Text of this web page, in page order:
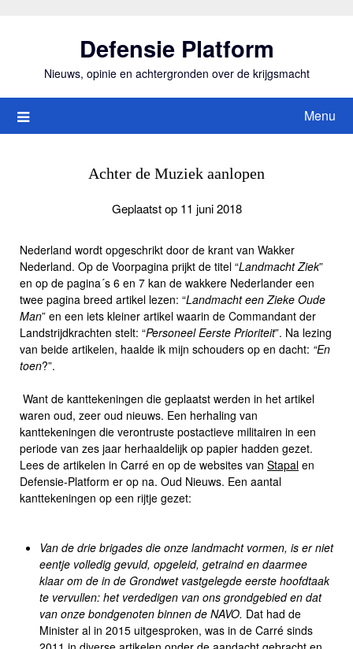
Defensie Platform
Nieuws, opinie en achtergronden over de krijgsmacht
Menu
Achter de Muziek aanlopen
Geplaatst op 11 juni 2018
Nederland wordt opgeschrikt door de krant van Wakker
Nederland. Op de Voorpagina prijkt de titel “Landmacht Ziek”
en op de pagina´s 6 en 7 kan de wakkere Nederlander een
twee pagina breed artikel lezen: “Landmacht een Zieke Oude
Man” en een iets kleiner artikel waarin de Commandant der
Landstrijdkrachten stelt: “Personeel Eerste Prioriteit”. Na lezing
van beide artikelen, haalde ik mijn schouders op en dacht: “En
toen?”.
Want de kanttekeningen die geplaatst werden in het artikel
waren oud, zeer oud nieuws. Een herhaling van
kanttekeningen die verontruste postactieve militairen in een
periode van zes jaar herhaaldelijk op papier hadden gezet.
Lees de artikelen in Carré en op de websites van Stapal en
Defensie-Platform er op na. Oud Nieuws. Een aantal
kanttekeningen op een rijtje gezet:
Van de drie brigades die onze landmacht vormen, is er niet
eentje volledig gevuld, opgeleid, getraind en daarmee
klaar om de in de Grondwet vastgelegde eerste hoofdtaak
te vervullen: het verdedigen van ons grondgebied en dat
van onze bondgenoten binnen de NAVO. Dat had de
Minister al in 2015 uitgesproken, was in de Carré sinds